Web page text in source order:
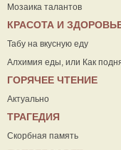
Мозаика талантов
КРАСОТА И
Табу на вкусную еду
Алхимия еды, или Как
ГОРЯЧЕЕ ЧТЕНИЕ
Актуально
ТРАГЕДИЯ
Скорбная память